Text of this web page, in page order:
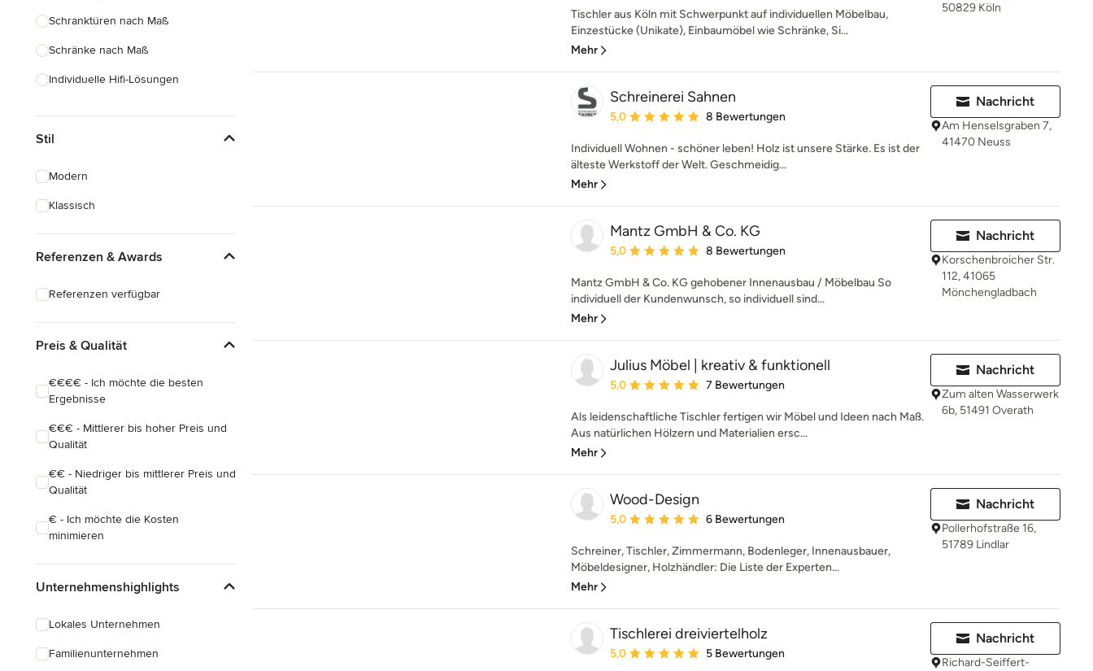
Schranktüren nach Maß
Schränke nach Maß
Individuelle Hifi-Lösungen
Küchenschränke nach Maß
Alle anzeigen
Stil
Modern
Klassisch
Referenzen & Awards
Referenzen verfügbar
Preis & Qualität
€€€€ - Ich möchte die besten
Ergebnisse
€€€ - Mittlerer bis hoher Preis und
Qualität
€€ - Niedriger bis mittlerer Preis und
Qualität
€ - Ich möchte die Kosten
minimieren
Unternehmenshighlights
Lokales Unternehmen
Familienunternehmen
Tischler aus Köln mit Schwerpunkt auf individuellen Möbelbau,
Einzestücke (Unikate), Einbaumöbel wie Schränke, Si...
Mehr
50829 Köln
Schreinerei Sahnen
Durchschnittliche Bewertung: 5 von 5 Sternen
5,0 8 Bewertungen
Individuell Wohnen - schöner leben! Holz ist unsere Stärke. Es ist der
älteste Werkstoff der Welt. Geschmeidig...
Mehr
Nachricht
Am Henselsgraben 7,
41470 Neuss
Mantz GmbH & Co. KG
Durchschnittliche Bewertung: 5 von 5 Sternen
5,0 8 Bewertungen
Mantz GmbH & Co. KG gehobener Innenausbau / Möbelbau So
individuell der Kundenwunsch, so individuell sind...
Mehr
Nachricht
Korschenbroicher Str.
112, 41065
Mönchengladbach
Julius Möbel | kreativ & funktionell
Durchschnittliche Bewertung: 5 von 5 Sternen
5,0 7 Bewertungen
Als leidenschaftliche Tischler fertigen wir Möbel und Ideen nach Maß.
Aus natürlichen Hölzern und Materialien ersc...
Mehr
Nachricht
Zum alten Wasserwerk
6b, 51491 Overath
Wood-Design
Durchschnittliche Bewertung: 5 von 5 Sternen
5,0 6 Bewertungen
Schreiner, Tischler, Zimmermann, Bodenleger, Innenausbauer,
Möbeldesigner, Holzhändler: Die Liste der Experten...
Mehr
Nachricht
Pollerhofstraße 16,
51789 Lindlar
Tischlerei dreiviertelholz
Durchschnittliche Bewertung: 5 von 5 Sternen
5,0 5 Bewertungen
Nachricht
Richard-Seiffert-